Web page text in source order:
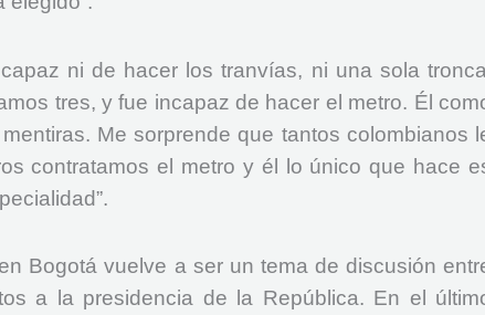
ni de hacer los tranvías, ni una sola
tres, y fue incapaz de hacer el metro. Él
Me sorprende que tantos colombianos
contratamos el metro y él lo único que hace
Bogotá vuelve a ser un tema de discusión
a la presidencia de la República. En el